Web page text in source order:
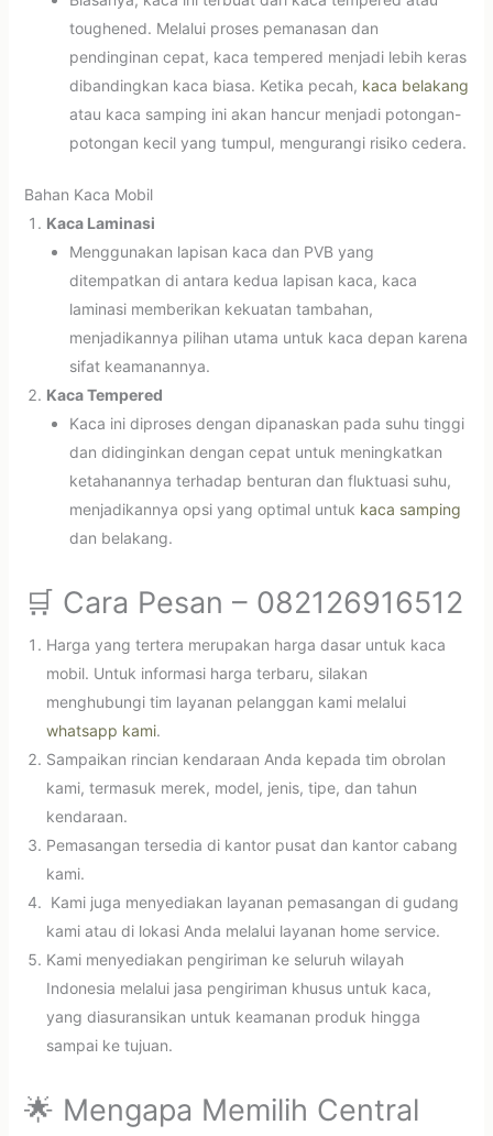
toughened. Melalui proses pemanasan dan
pendinginan cepat, kaca tempered menjadi lebih keras
dibandingkan kaca biasa. Ketika pecah, kaca belakang
atau kaca samping ini akan hancur menjadi potongan-
potongan kecil yang tumpul, mengurangi risiko cedera.
Bahan Kaca Mobil
Kaca Laminasi
Menggunakan lapisan kaca dan PVB yang
ditempatkan di antara kedua lapisan kaca, kaca
laminasi memberikan kekuatan tambahan,
menjadikannya pilihan utama untuk kaca depan karena
sifat keamanannya.
Kaca Tempered
Kaca ini diproses dengan dipanaskan pada suhu tinggi
dan didinginkan dengan cepat untuk meningkatkan
ketahanannya terhadap benturan dan fluktuasi suhu,
menjadikannya opsi yang optimal untuk kaca samping
dan belakang.
🛒 Cara Pesan – 082126916512
Harga yang tertera merupakan harga dasar untuk kaca
mobil. Untuk informasi harga terbaru, silakan
menghubungi tim layanan pelanggan kami melalui
whatsapp kami.
Sampaikan rincian kendaraan Anda kepada tim obrolan
kami, termasuk merek, model, jenis, tipe, dan tahun
kendaraan.
Pemasangan tersedia di kantor pusat dan kantor cabang
kami.
Kami juga menyediakan layanan pemasangan di gudang
kami atau di lokasi Anda melalui layanan home service.
Kami menyediakan pengiriman ke seluruh wilayah
Indonesia melalui jasa pengiriman khusus untuk kaca,
yang diasuransikan untuk keamanan produk hingga
sampai ke tujuan.
🌟 Mengapa Memilih Central